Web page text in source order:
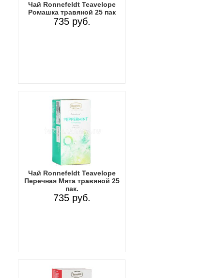
Чай Ronnefeldt Teavelope
Ромашка травяной 25 пак
735 руб.
Чай Ronnefeldt Teavelope
Перечная Мята травяной 25
пак.
735 руб.